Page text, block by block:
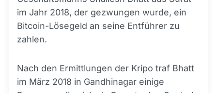
im Jahr 2018, der gezwungen wurde, ein
Bitcoin-Lösegeld an seine Entführer zu
zahlen.
Nach den Ermittlungen der Kripo traf Bhatt
im März 2018 in Gandhinagar einige